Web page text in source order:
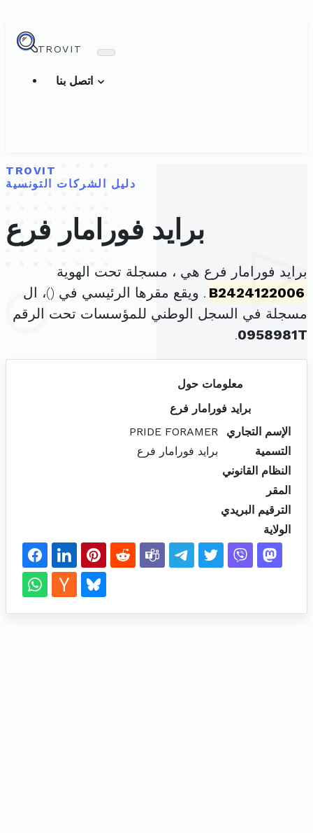
TROVIT
TROVIT
دليل الشركات التونسية
برايد فورامار فرع
برايد فورامار فرع هي ، مسجلة تحت الهوية
B2424122006 . ويقع مقرها الرئيسي في ()، ال
مسجلة في السجل الوطني للمؤسسات تحت الرقم
0958981T
.
معلومات حول
برايد فورامار فرع
الإسم التجاري
PRIDE FORAMER
التسمية
برايد فورامار فرع
النظام القانوني
المقر
الترقيم البريدي
الولاية